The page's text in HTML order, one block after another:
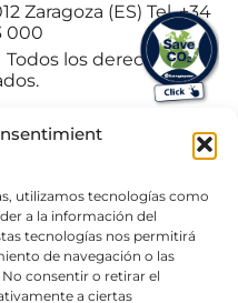
utilizamos tecnologías como
a la información del
tecnologías nos permitirá
de navegación o las
consentir o retirar el
a ciertas
Zaragoza (ES) Tel. +34
000
Todos los derechos
(Polaco